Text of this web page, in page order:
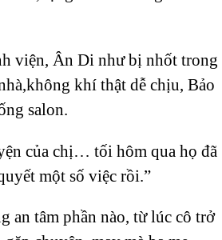
viện, Ân Di như bị nhốt trong
khí thật dễ chịu, Bảo
salon.
của chị… tối hôm qua họ đã
một số việc rồi.”
an tâm phần nào, từ lúc cô trở